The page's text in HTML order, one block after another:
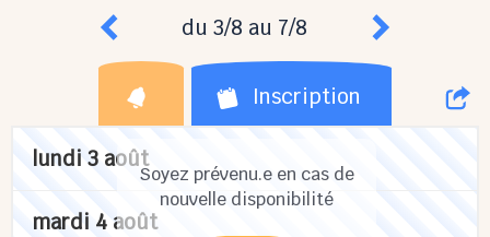
du 3/8 au 7/8
Inscription
Soyez prévenu.e en cas de
nouvelle disponibilité
lundi 3 août
mardi 4 août